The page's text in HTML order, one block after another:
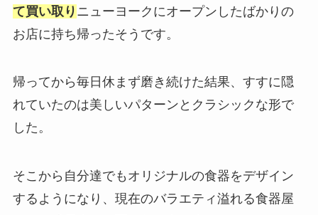
て買い取り ニューヨークにオープンしたばかりの
お店に持ち帰ったそうです。
帰ってから毎日休まず磨き続けた結果、すすに隠
れていたのは美しいパターンとクラシックな形で
した。
そこから自分達でもオリジナルの食器をデザイン
するようになり、現在のバラエティ溢れる食器屋